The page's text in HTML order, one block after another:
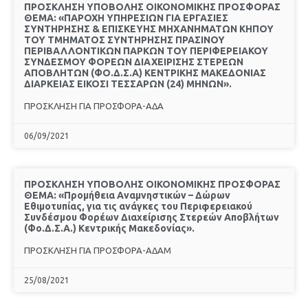
ΠΡΟΣΚΛΗΣΗ ΥΠΟΒΟΛΗΣ ΟΙΚΟΝΟΜΙΚΗΣ ΠΡΟΣΦΟΡΑΣ
ΘΕΜΑ: «ΠΑΡΟΧΗ ΥΠΗΡΕΣΙΩΝ ΓΙΑ ΕΡΓΑΣΙΕΣ
ΣΥΝΤΗΡΗΣΗΣ & ΕΠΙΣΚΕΥΗΣ ΜΗΧΑΝΗΜΑΤΩΝ ΚΗΠΟΥ
ΤΟΥ ΤΜΗΜΑΤΟΣ ΣΥΝΤΗΡΗΣΗΣ ΠΡΑΣΙΝΟΥ
ΠΕΡΙΒΑΛΛΟΝΤΙΚΩΝ ΠΑΡΚΩΝ ΤΟΥ ΠΕΡΙΦΕΡΕΙΑΚΟΥ
ΣΥΝΔΕΣΜΟΥ ΦΟΡΕΩΝ ΔΙΑΧΕΙΡΙΣΗΣ ΣΤΕΡΕΩΝ
ΑΠΟΒΛΗΤΩΝ (ΦΟ.Δ.Σ.Α) ΚΕΝΤΡΙΚΗΣ ΜΑΚΕΔΟΝΙΑΣ
ΔΙΑΡΚΕΙΑΣ ΕΙΚΟΣΙ ΤΕΣΣΑΡΩΝ (24) ΜΗΝΩΝ».
ΠΡΟΣΚΛΗΣΗ ΓΙΑ ΠΡΟΣΦΟΡΑ-ΑΔΑ
06/09/2021
ΠΡΟΣΚΛΗΣΗ ΥΠΟΒΟΛΗΣ ΟΙΚΟΝΟΜΙΚΗΣ ΠΡΟΣΦΟΡΑΣ
ΘΕΜΑ: «Προμήθεια Αναμνηστικών – Δώρων
Εθιμοτυπίας, για τις ανάγκες του Περιφερειακού
Συνδέσμου Φορέων Διαχείρισης Στερεών Αποβλήτων
(Φο.Δ.Σ.Α.) Κεντρικής Μακεδονίας».
ΠΡΟΣΚΛΗΣΗ ΓΙΑ ΠΡΟΣΦΟΡΑ-ΑΔΑΜ
25/08/2021